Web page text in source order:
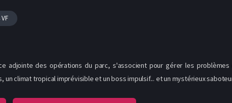
adjointe des opérations du parc, s'associent pour gérer les
climat tropical imprévisible et un boss impulsif... et un mystérieux